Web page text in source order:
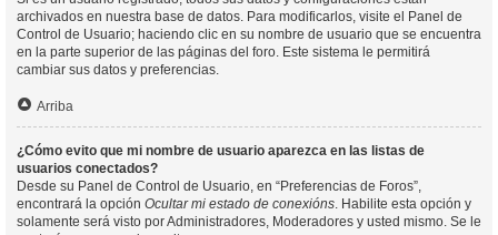
archivados en nuestra base de datos. Para modificarlos, visite el Panel de
Control de Usuario; haciendo clic en su nombre de usuario que se encuentra
en la parte superior de las páginas del foro. Este sistema le permitirá
cambiar sus datos y preferencias.
Arriba
¿Cómo evito que mi nombre de usuario aparezca en las listas de
usuarios conectados?
Desde su Panel de Control de Usuario, en “Preferencias de Foros”,
encontrará la opción Ocultar mi estado de conexións. Habilite esta opción y
solamente será visto por Administradores, Moderadores y usted mismo. Se le